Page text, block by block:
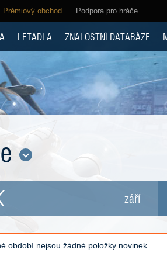
Prémiový obchod Podpora pro hráče
LETADLA ZNALOSTNÍ DATABÁZE
září
období nejsou žádné položky novinek.